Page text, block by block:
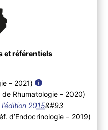
et référentiels
– 2021)
de Rhumatologie – 2020)
2015&#93
d’Endocrinologie – 2019)